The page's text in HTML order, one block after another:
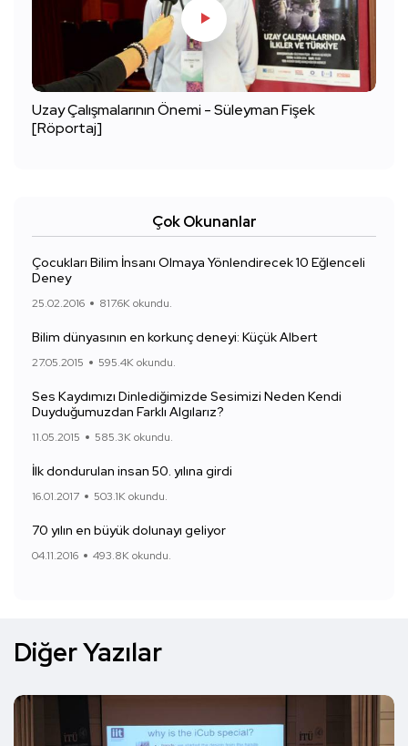
Uzay Çalışmalarının Önemi - Süleyman Fişek
[Röportaj]
Çok Okunanlar
Çocukları Bilim İnsanı Olmaya Yönlendirecek 10 Eğlenceli
Deney
25.02.2016 817.6K okundu.
Bilim dünyasının en korkunç deneyi: Küçük Albert
27.05.2015 595.4K okundu.
Ses Kaydımızı Dinlediğimizde Sesimizi Neden Kendi
Duyduğumuzdan Farklı Algılarız?
11.05.2015 585.3K okundu.
İlk dondurulan insan 50. yılına girdi
16.01.2017 503.1K okundu.
70 yılın en büyük dolunayı geliyor
04.11.2016 493.8K okundu.
Diğer Yazılar